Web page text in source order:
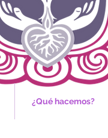
¿Qué hacemos?